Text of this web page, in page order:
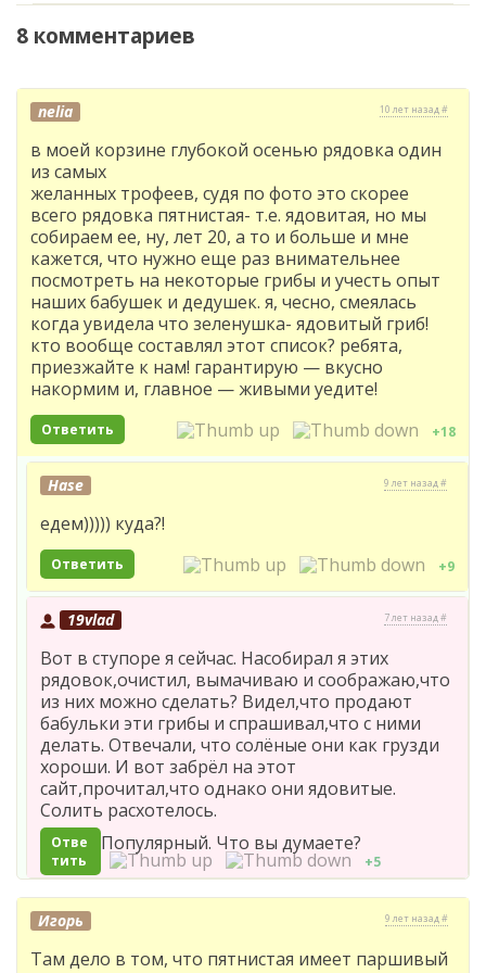
8 комментариев
nelia 10 лет назад #
в моей корзине глубокой осенью рядовка один
из самых
желанных трофеев, судя по фото это скорее
всего рядовка пятнистая- т.е. ядовитая, но мы
собираем ее, ну, лет 20, а то и больше и мне
кажется, что нужно еще раз внимательнее
посмотреть на некоторые грибы и учесть опыт
наших бабушек и дедушек. я, чесно, смеялась
когда увидела что зеленушка- ядовитый гриб!
кто вообще составлял этот список? ребята,
приезжайте к нам! гарантирую — вкусно
накормим и, главное — живыми уедите!
Ответить +18
Hase 9 лет назад #
едем))))) куда?!
Ответить +9
19vlad 7 лет назад #
Вот в ступоре я сейчас. Насобирал я этих
рядовок,очистил, вымачиваю и соображаю,что
из них можно сделать? Видел,что продают
бабульки эти грибы и спрашивал,что с ними
делать. Отвечали, что солёные они как грузди
хороши. И вот забрёл на этот
сайт,прочитал,что однако они ядовитые.
Солить расхотелось.
Отве
тить
Популярный. Что вы думаете?
+5
Игорь 9 лет назад #
Там дело в том, что пятнистая имеет паршивый